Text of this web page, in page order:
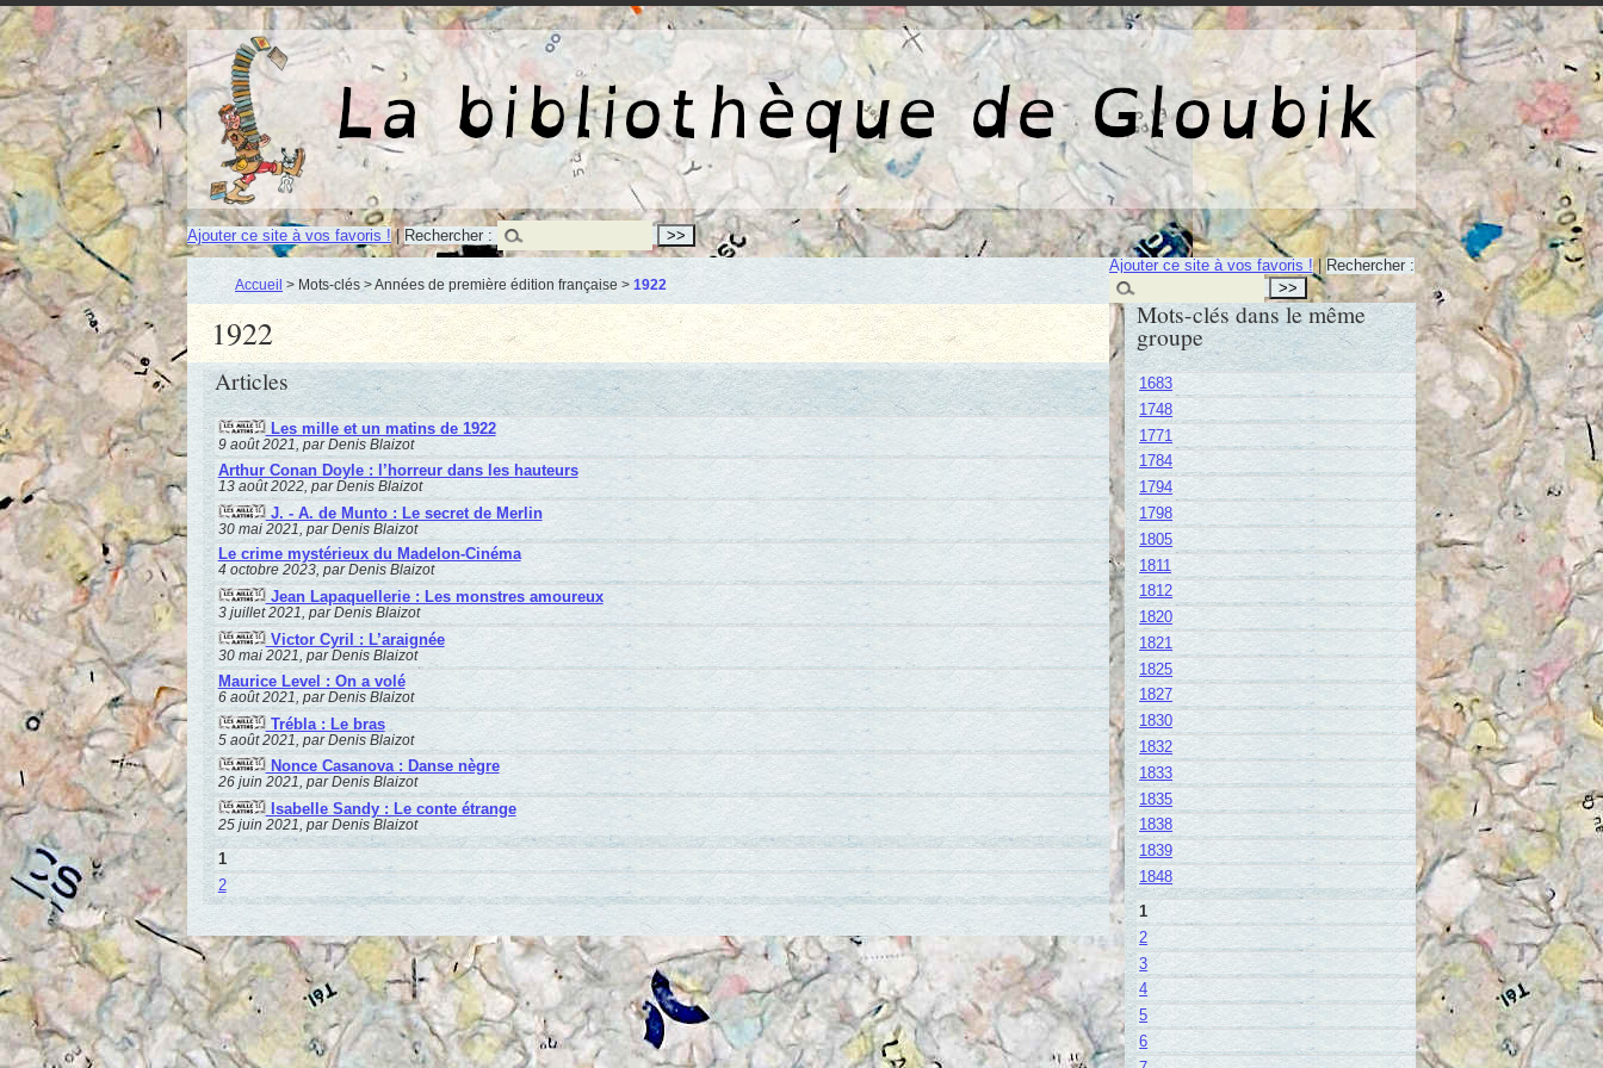
La bibliothèque de Gloubik
Ajouter ce site à vos favoris !|Rechercher :
Accueil > Mots-clés > Années de première édition française > 1922
1922
Articles
Les mille et un matins de 1922
9 août 2021, par Denis Blaizot
Arthur Conan Doyle : l’horreur dans les hauteurs
13 août 2022, par Denis Blaizot
J. - A. de Munto : Le secret de Merlin
30 mai 2021, par Denis Blaizot
Le crime mystérieux du Madelon-Cinéma
4 octobre 2023, par Denis Blaizot
Jean Lapaquellerie : Les monstres amoureux
3 juillet 2021, par Denis Blaizot
Victor Cyril : L’araignée
30 mai 2021, par Denis Blaizot
Maurice Level : On a volé
6 août 2021, par Denis Blaizot
Trébla : Le bras
5 août 2021, par Denis Blaizot
Nonce Casanova : Danse nègre
26 juin 2021, par Denis Blaizot
Isabelle Sandy : Le conte étrange
25 juin 2021, par Denis Blaizot
1
2
Ajouter ce site à vos favoris !|Rechercher :
Mots-clés dans le même
groupe
1683
1748
1771
1784
1794
1798
1805
1811
1812
1820
1821
1825
1827
1830
1832
1833
1835
1838
1839
1848
1
2
3
4
5
6